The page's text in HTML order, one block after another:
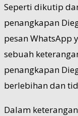
Seperti dikutip
penangkapan
pesan WhatsApp
sebuah
penangkapan
berlebihan dan
Dalam